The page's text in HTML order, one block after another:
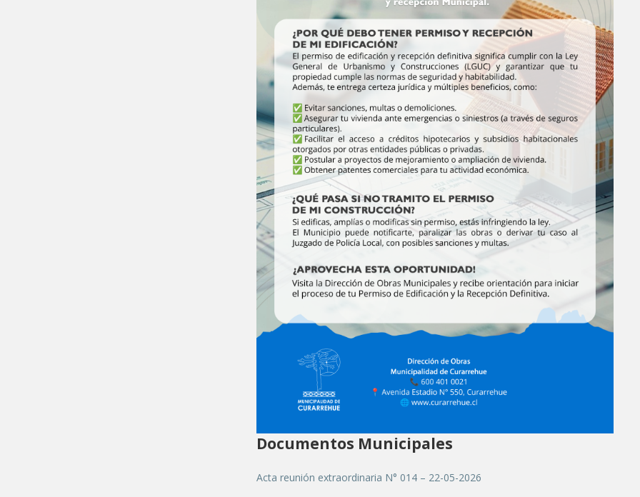
Documentos Municipales
Acta reunión extraordinaria N° 014 – 22-05-2026